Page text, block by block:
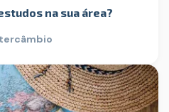
na sua área?